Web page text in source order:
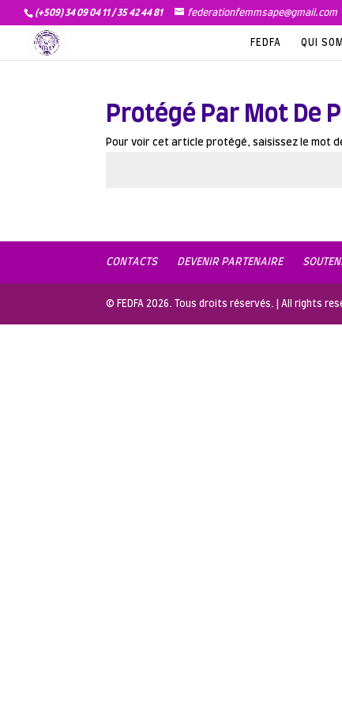
(+509) 34 09 04 11 / 35 42 44 81 federationfemmsape@gmail.com
FEDFA QUI
Protégé Par Mot De
Pour voir cet article protégé, saisissez le mot
CONTACTS DEVENIR PARTENAIRE
© FEDFA 2026. Tous droits réservés. | All rights